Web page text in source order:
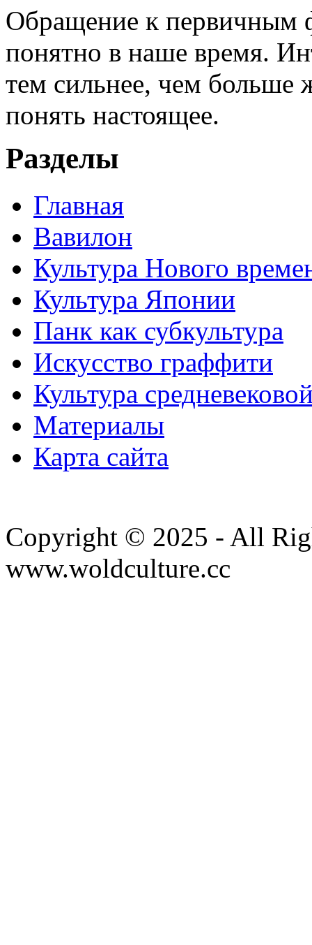
Обращение к первичным
понятно в наше время.
тем сильнее, чем больше
понять настоящее.
Разделы
Главная
Вавилон
Культура Нового
Культура Японии
Панк как субкультура
Искусство граффити
Культура
Материалы
Карта сайта
Copyright © 2025 - All
www.woldculture.cc